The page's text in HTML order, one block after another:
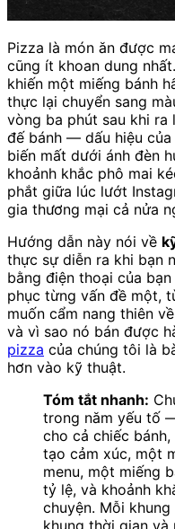
Pizza là món ăn được
cũng ít khoan dung
khiến một miếng bánh
thực lại chuyển sang
vòng ba phút sau khi ra
đế bánh — dấu hiệu
biến mất dưới ánh đèn
khoảnh khắc phô mai
phắt giữa lúc lướt
gia thương mại cả nửa
Hướng dẫn này nói về
thực sự diễn ra khi bạn
bằng điện thoại của
phục từng vấn đề một,
muốn cẩm nang thiên
và vì sao nó bán được
pizza của chúng tôi là
hơn vào kỹ thuật.
Tóm tắt nhanh:
trong năm yếu tố
cho cả chiếc
tạo cảm xúc, một
menu, một miếng
tỷ lệ, và khoảnh
chuyện. Mỗi